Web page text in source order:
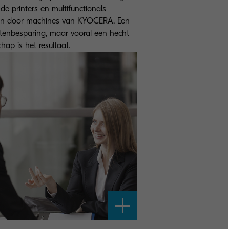
printers en multifunctionals
door machines van KYOCERA. Een
maar vooral een hecht
is het resultaat.